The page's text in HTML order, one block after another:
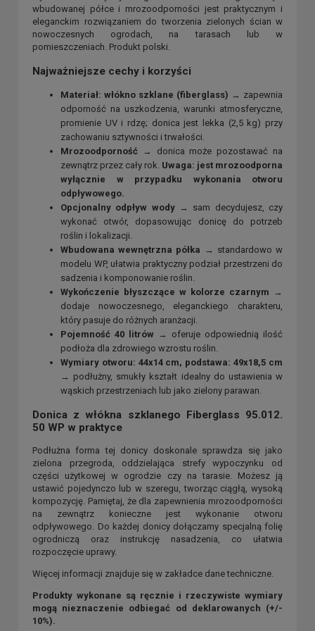
wbudowanej półce i mrozoodporności jest praktycznym i
eleganckim rozwiązaniem do tworzenia zielonych ścian w
nowoczesnych ogrodach, na tarasach lub w
pomieszczeniach. Produkt polski.
Najważniejsze cechy i korzyści
Materiał: włókno szklane (fiberglass) → zapewnia
odporność na uszkodzenia, warunki atmosferyczne,
promienie UV i rdzę; donica jest lekka (2,5 kg) przy
zachowaniu sztywności i trwałości.
Mrozoodporność → donica może pozostawać na
zewnątrz przez cały rok. Uwaga: jest mrozoodporna
wyłącznie w przypadku wykonania otworu
odpływowego.
Opcjonalny odpływ wody→ sam decydujesz, czy
wykonać otwór, dopasowując donicę do potrzeb
roślin i lokalizacji.
Wbudowana wewnętrzna półka → standardowo w
modelu WP, ułatwia praktyczny podział przestrzeni do
sadzenia i komponowanie roślin.
Wykończenie błyszczące w kolorze czarnym →
dodaje nowoczesnego, eleganckiego charakteru,
który pasuje do różnych aranżacji.
Pojemność 40 litrów → oferuje odpowiednią ilość
podłoża dla zdrowiego wzrostu roślin.
Wymiary otworu: 44x14 cm, podstawa: 49x18,5 cm
→ podłużny, smukły kształt idealny do ustawienia w
wąskich przestrzeniach lub jako zielony parawan.
Donica z włókna szklanego Fiberglass 95.012.
50 WP w praktyce
Podłużna forma tej donicy doskonale sprawdza się jako
zielona przegroda, oddzielająca strefy wypoczynku od
części użytkowej w ogrodzie czy na tarasie. Możesz ją
ustawić pojedynczo lub w szeregu, tworząc ciągłą, wysoką
kompozycję. Pamiętaj, że dla zapewnienia mrozoodporności
na zewnątrz konieczne jest wykonanie otworu
odpływowego. Do każdej donicy dołączamy specjalną folię
ogrodniczą oraz instrukcję nasadzenia, co ułatwia
rozpoczęcie uprawy.
Więcej informacji znajduje się w zakładce dane techniczne.
Produkty wykonane są ręcznie i rzeczywiste wymiary
mogą nieznaczenie odbiegać od deklarowanych (+/-
10%).